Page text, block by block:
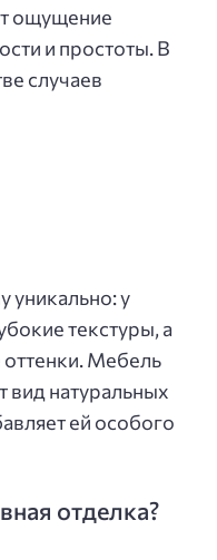
ощущение
и простоты. В
случаев
уникально: у
текстуры, а
Мебель
вид натуральных
ей особого
отделка?